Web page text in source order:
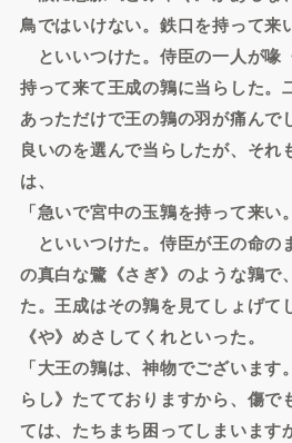
鳥ではいけない。鉄口を持って来
といいつけた。侍臣の一人が喙
持って来て王成の鶉に当らした。
あっただけで王の鶉の羽が痛んで
良いのを選んで当らしたが、それ
は、
「急いで宮中の玉鶉を持って来い
といいつけた。侍臣が王の命の
の真白な鷺《さぎ》のような鶉で
た。王成はその鶉を見てしょげて
《や》めさしてくれといった。
「大王の鶉は、神物でございま
らし》たてておりますから、傷で
ては、たちまち困ってしまいます